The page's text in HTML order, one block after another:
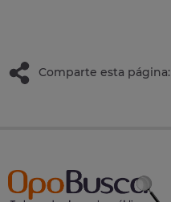
Comparte esta página: